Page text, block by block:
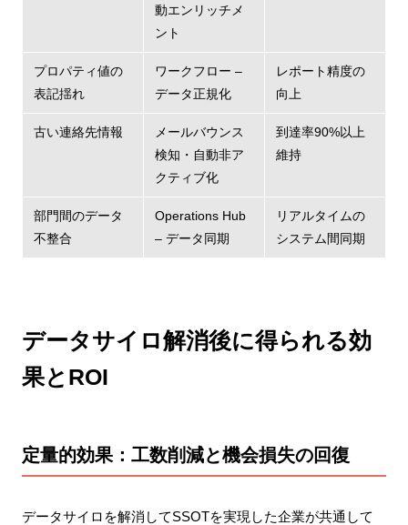
動エンリッチメ
ント
プロパティ値の
表記揺れ
ワークフロー –
データ正規化
レポート精度の
向上
古い連絡先情報
メールバウンス
検知・自動非ア
クティブ化
到達率90%以上
維持
部門間のデータ
不整合
Operations Hub
– データ同期
リアルタイムの
システム間同期
データサイロ解消後に得られる効
果とROI
定量的効果：工数削減と機会損失の回復
データサイロを解消してSSOTを実現した企業が共通して